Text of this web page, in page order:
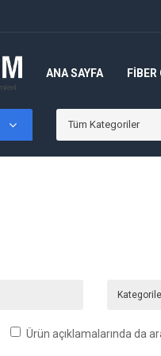
ANA SAYFA
Tüm Kategoriler
Ürün açıklamalarında da